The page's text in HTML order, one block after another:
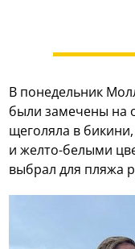
В понедельник
были замечены на
щеголяла в
и желто-белыми
выбрал для пляжа